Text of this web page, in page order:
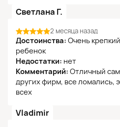
Светлана Г.
2 месяца назад
Достоинства: Очень
ребенок
Недостатки: нет
Комментарий: Отличный
других фирм, все ломались,
всех
Vladimir